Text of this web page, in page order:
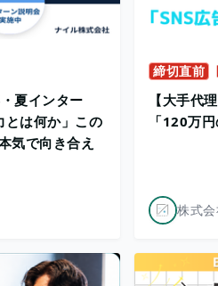
夏インター
とは何か」この
気で向き合え
締切直前
【大手代
「120万
株式